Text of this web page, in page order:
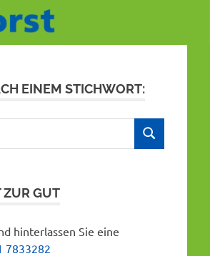
EINEM STICHWORT:
SUCHEN
ZUR GUT
hinterlassen Sie eine
7833282